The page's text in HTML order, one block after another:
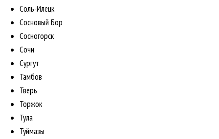
Соль-Илецк
Сосновый Бор
Сосногорск
Сочи
Сургут
Тамбов
Тверь
Торжок
Тула
Туймазы